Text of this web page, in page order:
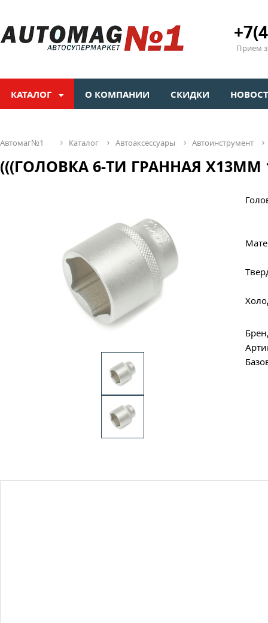
Прием
КАТАЛОГ О КОМПАНИИ СКИДКИ
автомаг№1 каталог автоаксессуары автоинструмент
(((ГОЛОВКА 6-ТИ ГРАННАЯ Х13ММ